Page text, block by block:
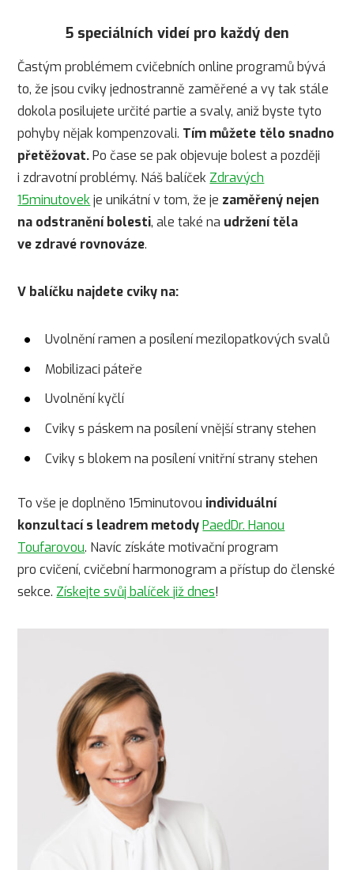
5 speciálních videí pro každý den
Častým problémem cvičebních online programů bývá
to, že jsou cviky jednostranně zaměřené a vy tak stále
dokola posilujete určité partie a svaly, aniž byste tyto
pohyby nějak kompenzovali. Tím můžete tělo snadno
přetěžovat.Po čase se pak objevuje bolest a později
i zdravotní problémy. Náš balíček Zdravých
15minutovekje unikátní v tom, že je zaměřený nejen
na odstranění bolesti, ale také na udržení těla
ve zdravé rovnováze.
V balíčku najdete cviky na:
Uvolnění ramen a posílení mezilopatkových svalů
Mobilizaci páteře
Uvolnění kyčlí
Cviky s páskem na posílení vnější strany stehen
Cviky s blokem na posílení vnitřní strany stehen
To vše je doplněno 15minutovou individuální
konzultací s leadrem metodyPaedDr. Hanou
Toufarovou. Navíc získáte motivační program
pro cvičení, cvičební harmonogram a přístup do členské
sekce. Získejte svůj balíček již dnes!